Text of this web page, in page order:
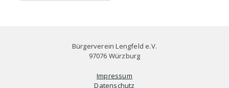
Bürgerverein Lengfeld e.V.
97076 Würzburg
Impressum
Datenschutz